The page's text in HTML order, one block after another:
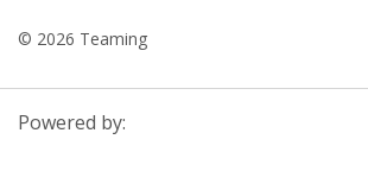
© 2026 Teaming
Powered by: